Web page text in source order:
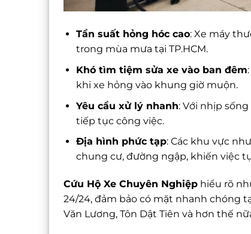
Tần suất hỏng hóc cao: Xe máy
trong mùa mưa tại TP.HCM.
Khó tìm tiệm sửa xe vào ban đêm
khi xe hỏng vào khung giờ muộn.
Yêu cầu xử lý nhanh: Với nhịp
tiếp tục công việc.
Địa hình phức tạp: Các khu vực
chung cư, đường ngập, khiến việc
Cứu Hộ Xe Chuyên Nghiệp hiểu rõ
24/24, đảm bảo có mặt nhanh chóng
Văn Lương, Tôn Dật Tiên và hơn thế